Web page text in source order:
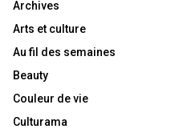
Archives
Arts et culture
Au fil des semaines
Beauty
Couleur de vie
Culturama